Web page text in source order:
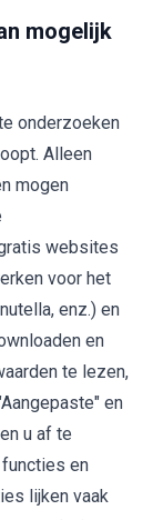
mogelijk
onderzoeken
Alleen
mogen
websites
voor het
enz.) en
en
te lezen,
en
u af te
en
lijken vaak